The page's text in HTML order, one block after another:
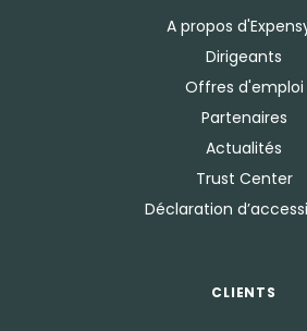
A propos
Dirigeants
Offres d'emploi
Partenaires
Actualités
Trust Center
Déclaration
CLIENTS